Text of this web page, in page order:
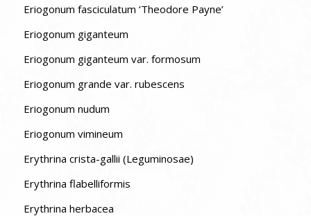
Eriogonum fasciculatum ‘Theodore Payne’
Eriogonum giganteum
Eriogonum giganteum var. formosum
Eriogonum grande var. rubescens
Eriogonum nudum
Eriogonum vimineum
Erythrina crista-gallii (Leguminosae)
Erythrina flabelliformis
Erythrina herbacea